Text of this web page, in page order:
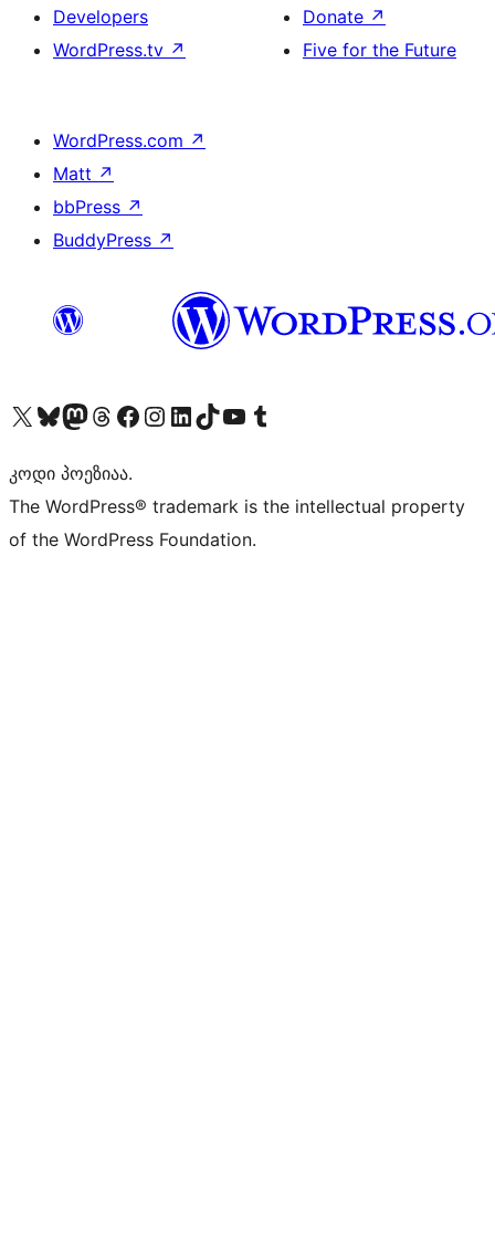
Developers
WordPress.tv ↗
Donate ↗
Five for the Future
WordPress.com ↗
Matt ↗
bbPress ↗
BuddyPress ↗
Visit our X (formerly Twitter) account
Visit our Bluesky account
Visit our Mastodon account
Visit our Threads account
Visit our Facebook page
Visit our Instagram account
Visit our LinkedIn account
Visit our TikTok account
Visit our YouTube channel
Visit our Tumblr account
კოდი პოეზიაა.
The WordPress® trademark is the intellectual property
of the WordPress Foundation.